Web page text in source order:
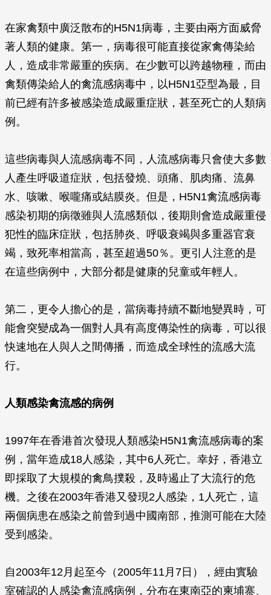
在家禽類中廣泛散布的H5N1病毒，主要由兩方面威脅
著人類的健康。第一，病毒很可能直接從家禽傳染給
人，造成非常嚴重的疾病。在少數可以跨越物種，而由
禽類傳染給人的禽流感病毒中，以H5N1亞型為最，目
前已經有許多被感染造成嚴重症狀，甚至死亡的人類病
例。
這些病毒與人流感病毒不同，人流感病毒只會使大多數
人產生呼吸道症狀，包括發燒、頭痛、肌肉痛、流鼻
水、咳嗽、喉嚨痛或結膜炎。但是，H5N1禽流感病毒
感染初期的病徵雖與人流感類似，後期則會造成嚴重侵
犯性的臨床症狀，包括肺炎、呼吸衰竭與多重器官衰
竭，致死率相當高，甚至超過50％。更引人注意的是
在這些病例中，大部分都是健康的兒童或年輕人。
第二，更令人擔心的是，當病毒持續不斷地變異時，可
能會突變成為一個對人具有高度傳染性的病毒，可以很
快速地在人與人之間傳播，而造成全球性的流感大流
行。
人類感染禽流感的病例
1997年在香港首次發現人類感染H5N1禽流感病毒的案
例，當年造成18人感染，其中6人死亡。幸好，香港立
即採取了大規模的禽鳥撲殺，及時遏止了大流行的危
機。之後在2003年香港又發現2人感染，1人死亡，這
兩個病患在感染之前曾到過中國南部，推測可能在大陸
受到感染。
自2003年12月起至今（2005年11月7日），經由實驗
室確認的人感染禽流感病例，分布在東南亞的柬埔寨、